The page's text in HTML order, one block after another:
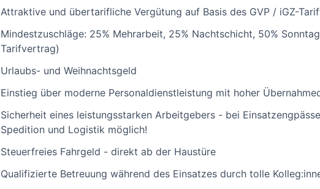
Attraktive und übertarifliche Vergütung auf Basis des GVP / iGZ-
Mindestzuschläge: 25% Mehrarbeit, 25% Nachtschicht, 50%
Tarifvertrag)
Urlaubs- und Weihnachtsgeld
Einstieg über moderne Personaldienstleistung mit hoher
Sicherheit eines leistungsstarken Arbeitgebers - bei
Spedition und Logistik möglich!
Steuerfreies Fahrgeld - direkt ab der Haustüre
Qualifizierte Betreuung während des Einsatzes durch tolle